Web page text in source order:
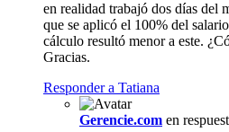
en realidad trabajó dos días del
que se aplicó el 100% del
cálculo resultó menor a este.
Gracias.
Responder a Tatiana
Gerencie.com en